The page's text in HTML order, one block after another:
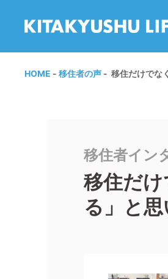
HOME 移住者の声 移住だけでな
移住者イン
移住だ
る」と